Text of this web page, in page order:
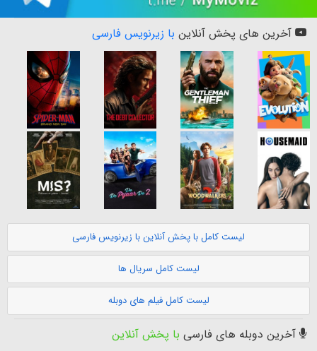
آخرین های پخش آنلاین با زیرنویس فارسی
لیست کامل با پخش آنلاین با زیرنویس فارسی
لیست کامل سریال ها
لیست کامل فیلم های دوبله
آخرین دوبله های فارسی با پخش آنلاین